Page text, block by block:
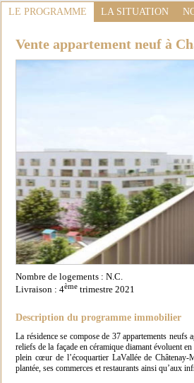
LE PROGRAMME LA SITUATION
Vente appartement neuf à
Nombre de logements : N.C.
Livraison : 4ème trimestre 2021
Description du programme immobilier
La résidence se compose de 37 appartements
reliefs de la façade en céramique diamant évoluent
plein cœur de l’écoquartier LaVallée de Châtenay-
plantée, ses commerces et restaurants ainsi qu’aux